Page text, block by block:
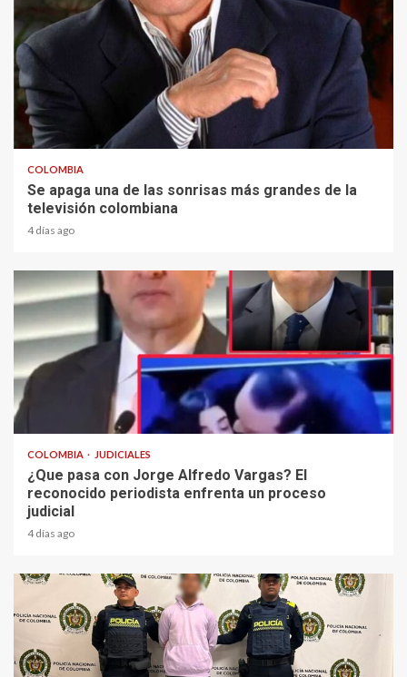
1 min read
COLOMBIA
Se apaga una de las sonrisas más grandes de la
televisión colombiana
4 días ago
COLOMBIA JUDICIALES
¿Que pasa con Jorge Alfredo Vargas? El
reconocido periodista enfrenta un proceso
judicial
4 días ago